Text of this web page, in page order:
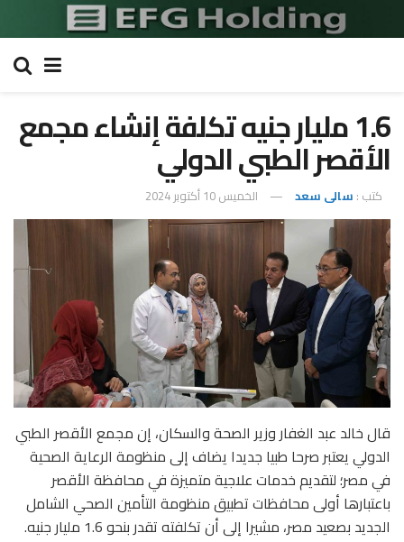
1.6 مليار جنيه تكلفة إنشاء مجمع
الأقصر الطبي الدولي
كتب : سالى سعد الخميس 10 أكتوبر 2024
قال خالد عبد الغفار وزير الصحة والسكان، إن مجمع الأقصر الطبي
الدولي يعتبر صرحا طبيا جديدا يضاف إلى منظومة الرعاية الصحية
في مصر؛ لتقديم خدمات علاجية متميزة في محافظة الأقصر
باعتبارها أولى محافظات تطبيق منظومة التأمين الصحي الشامل
الجديد بصعيد مصر، مشيرا إلى أن تكلفته تقدر بنحو 1.6 مليار جنيه.